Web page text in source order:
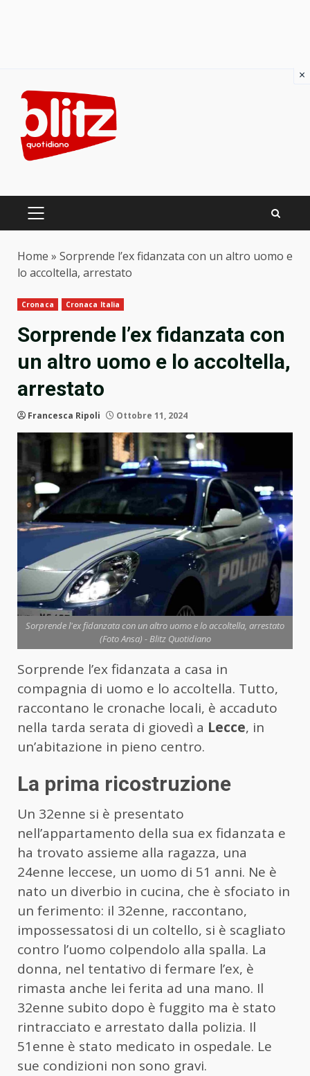
content
PRIMARY
Home » Sorprende l’ex fidanzata con un altro uomo e
lo accoltella, arrestato
Cronaca Cronaca Italia
Sorprende l’ex fidanzata con
un altro uomo e lo accoltella,
arrestato
Francesca Ripoli Ottobre 11, 2024
Sorprende l'ex fidanzata con un altro uomo e lo accoltella, arrestato
(Foto Ansa) - Blitz Quotidiano
Sorprende l’ex fidanzata a casa in
compagnia di uomo e lo accoltella. Tutto,
raccontano le cronache locali, è accaduto
nella tarda serata di giovedì a Lecce, in
un’abitazione in pieno centro.
La prima ricostruzione
Un 32enne si è presentato
nell’appartamento della sua ex fidanzata e
ha trovato assieme alla ragazza, una
24enne leccese, un uomo di 51 anni. Ne è
nato un diverbio in cucina, che è sfociato in
un ferimento: il 32enne, raccontano,
impossessatosi di un coltello, si è scagliato
contro l’uomo colpendolo alla spalla. La
donna, nel tentativo di fermare l’ex, è
rimasta anche lei ferita ad una mano. Il
32enne subito dopo è fuggito ma è stato
rintracciato e arrestato dalla polizia. Il
51enne è stato medicato in ospedale. Le
sue condizioni non sono gravi.
×